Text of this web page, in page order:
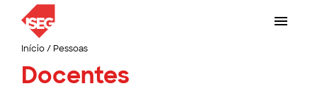
Início/ Pessoas
Docentes